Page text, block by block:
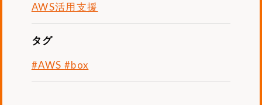
AWS活用支援
タグ
#AWS #box